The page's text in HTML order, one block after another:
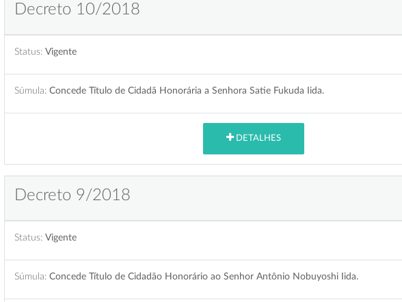
Decreto 10/2018
Status: Vigente
Súmula: Concede Título de Cidadã Honorária a Senhora Satie Fukuda Iida.
DETALHES
Decreto 9/2018
Status: Vigente
Súmula: Concede Título de Cidadão Honorário ao Senhor Antônio Nobuyoshi Iida.